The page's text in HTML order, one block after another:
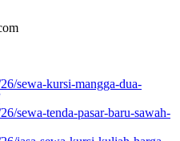
sewa-kursi-mangga-dua-
sewa-tenda-pasar-baru-sawah-